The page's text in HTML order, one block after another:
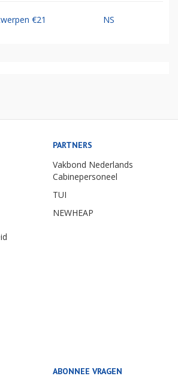
€21 NS
PARTNERS
Vakbond Nederlands
Cabinepersoneel
TUI
NEWHEAP
ABONNEE VRAGEN